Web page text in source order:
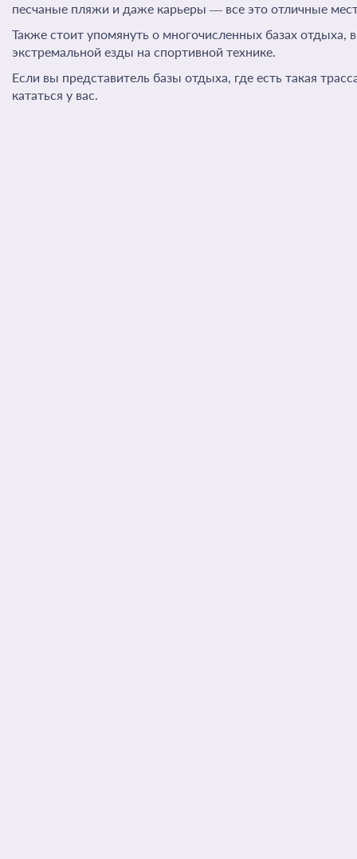
песчаные пляжи и даже карьеры — все это отличные
Также стоит упомянуть о многочисленных базах
экстремальной езды на спортивной технике.
Если вы представитель базы отдыха, где есть такая
кататься у вас.